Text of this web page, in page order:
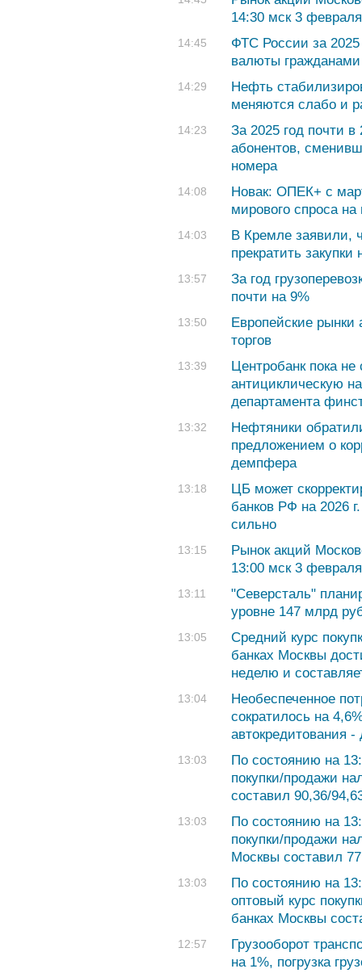
14:30 мск 3
14:45
ФТС России за 2025
валюты
14:29
Нефть
меняются слабо и
14:23
За 2025 год почти
абонентов,
номера
14:08
Новак: ОПЕК+ с
мирового спроса
14:03
В Кремле заявили,
прекратить
13:57
За год
почти на 9%
13:50
Европейские рынки
торгов
13:39
Центробанк пока
антициклическую
департамента
13:32
Нефтяники
предложением о
демпфера
13:18
ЦБ может
банков РФ на 2026
сильно
13:15
Рынок акций
13:00 мск 3
13:11
"Северсталь"
уровне 147 млрд
13:05
Средний курс
банках Москвы
неделю и
13:04
Необеспеченное
сократилось на
автокредитования -
13:03
По состоянию на
покупки/продажи
составил 90,36/
13:03
По состоянию на
покупки/продажи
Москвы составил
13:03
По состоянию на
оптовый курс
банках Москвы
12:57
Грузооборот
на 1%, погрузка